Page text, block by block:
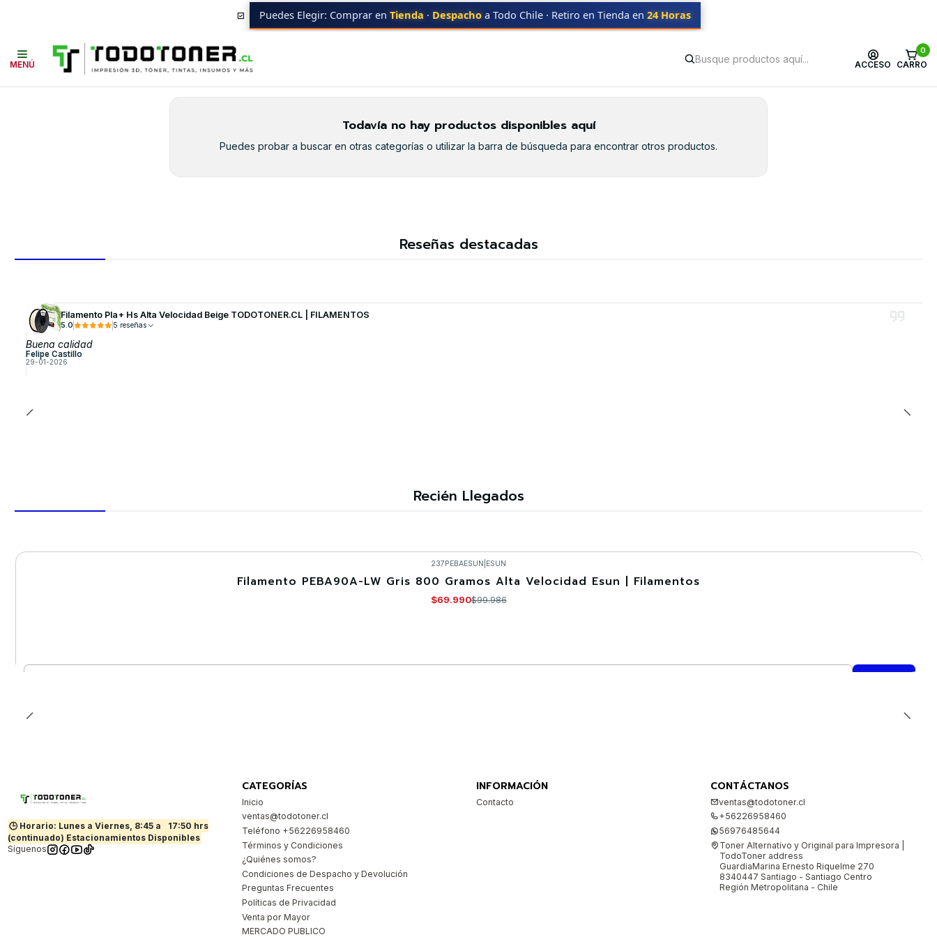
MENÚ ACCESO
0
CARRO
Puedes Elegir: Comprar en Tienda · Despacho a Todo Chile · Retiro en Tienda en 24 Horas
Equipos BROTHER MFC-9970CD
MFC-9970CD
Todavía no hay productos disponibles aquí
Puedes probar a buscar en otras categorías o utilizar la barra de búsqueda para encontrar otros productos.
Reseñas destacadas
Filamento Pla+ Hs Alta Velocidad Beige TODOTONER.CL | FILAMENTOS
5.0 5 reseñas
Buena calidad
Felipe Castillo
29-01-2026
Recién Llegados
237PEBAESUN ESUN
Filamento PEBA90A-LW Gris 800 Gramos Alta Velocidad Esun | Filamentos
$69.990$99.986
🕒 Horario: Lunes a Viernes, 8:45 a
17:50 hrs
(continuado) Estacionamientos Disponibles
Síguenos
CATEGORÍAS
Inicio
ventas@todotoner.cl
Teléfono +56226958460
Términos y Condiciones
¿Quiénes somos?
Condiciones de Despacho y Devolución
Preguntas Frecuentes
Políticas de Privacidad
Venta por Mayor
MERCADO PUBLICO
INFORMACIÓN
Contacto
CONTÁCTANOS
ventas@todotoner.cl
+56226958460
56976485644
Toner Alternativo y Original para Impresora |
TodoToner address
GuardiaMarina Ernesto Riquelme 270
8340447 Santiago - Santiago Centro
Región Metropolitana - Chile